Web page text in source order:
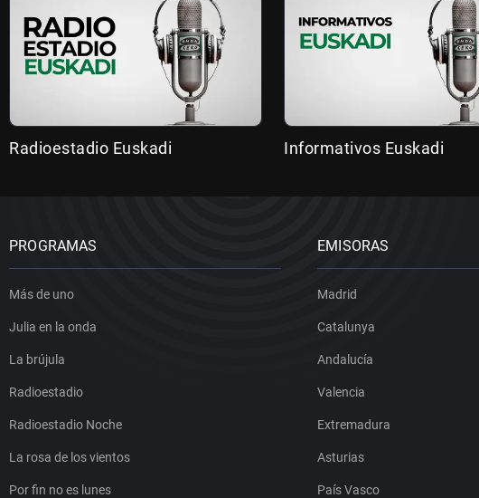
Radioestadio Euskadi Informativos Euskadi
PROGRAMAS
Más de uno
Julia en la onda
La brújula
Radioestadio
Radioestadio Noche
La rosa de los vientos
Por fin no es lunes
EMISORAS
Madrid
Catalunya
Andalucía
Valencia
Extremadura
Asturias
País Vasco